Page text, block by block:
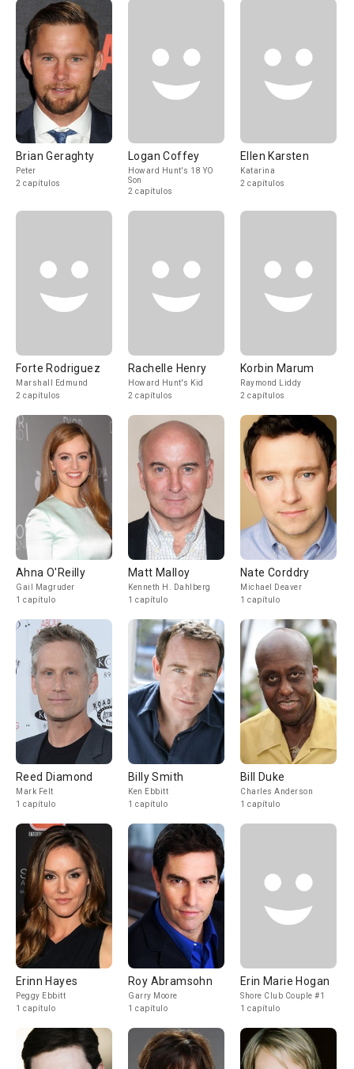
Brian Geraghty
Peter
2 capítulos
Logan Coffey
Howard Hunt's 18 YO
Son
2 capítulos
Ellen Karsten
Katarina
2 capítulos
Forte Rodriguez
Marshall Edmund
2 capítulos
Rachelle Henry
Howard Hunt's Kid
2 capítulos
Korbin Marum
Raymond Liddy
2 capítulos
Ahna O'Reilly
Gail Magruder
1 capítulo
Matt Malloy
Kenneth H. Dahlberg
1 capítulo
Nate Corddry
Michael Deaver
1 capítulo
Reed Diamond
Mark Felt
1 capítulo
Billy Smith
Ken Ebbitt
1 capítulo
Bill Duke
Charles Anderson
1 capítulo
Erinn Hayes
Peggy Ebbitt
1 capítulo
Roy Abramsohn
Garry Moore
1 capítulo
Erin Marie Hogan
Shore Club Couple #1
1 capítulo